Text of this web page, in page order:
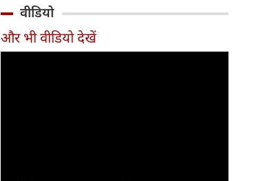
निर्देश दिया है। इसके तहत पारंपरिक
टोल प्लाजा की जगह Automatic
वीडियो
और भी वीडियो देखें